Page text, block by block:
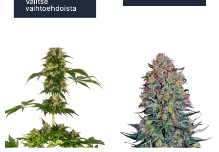
vaihtoehdoista
on
useampi
valinnat
tuotteen